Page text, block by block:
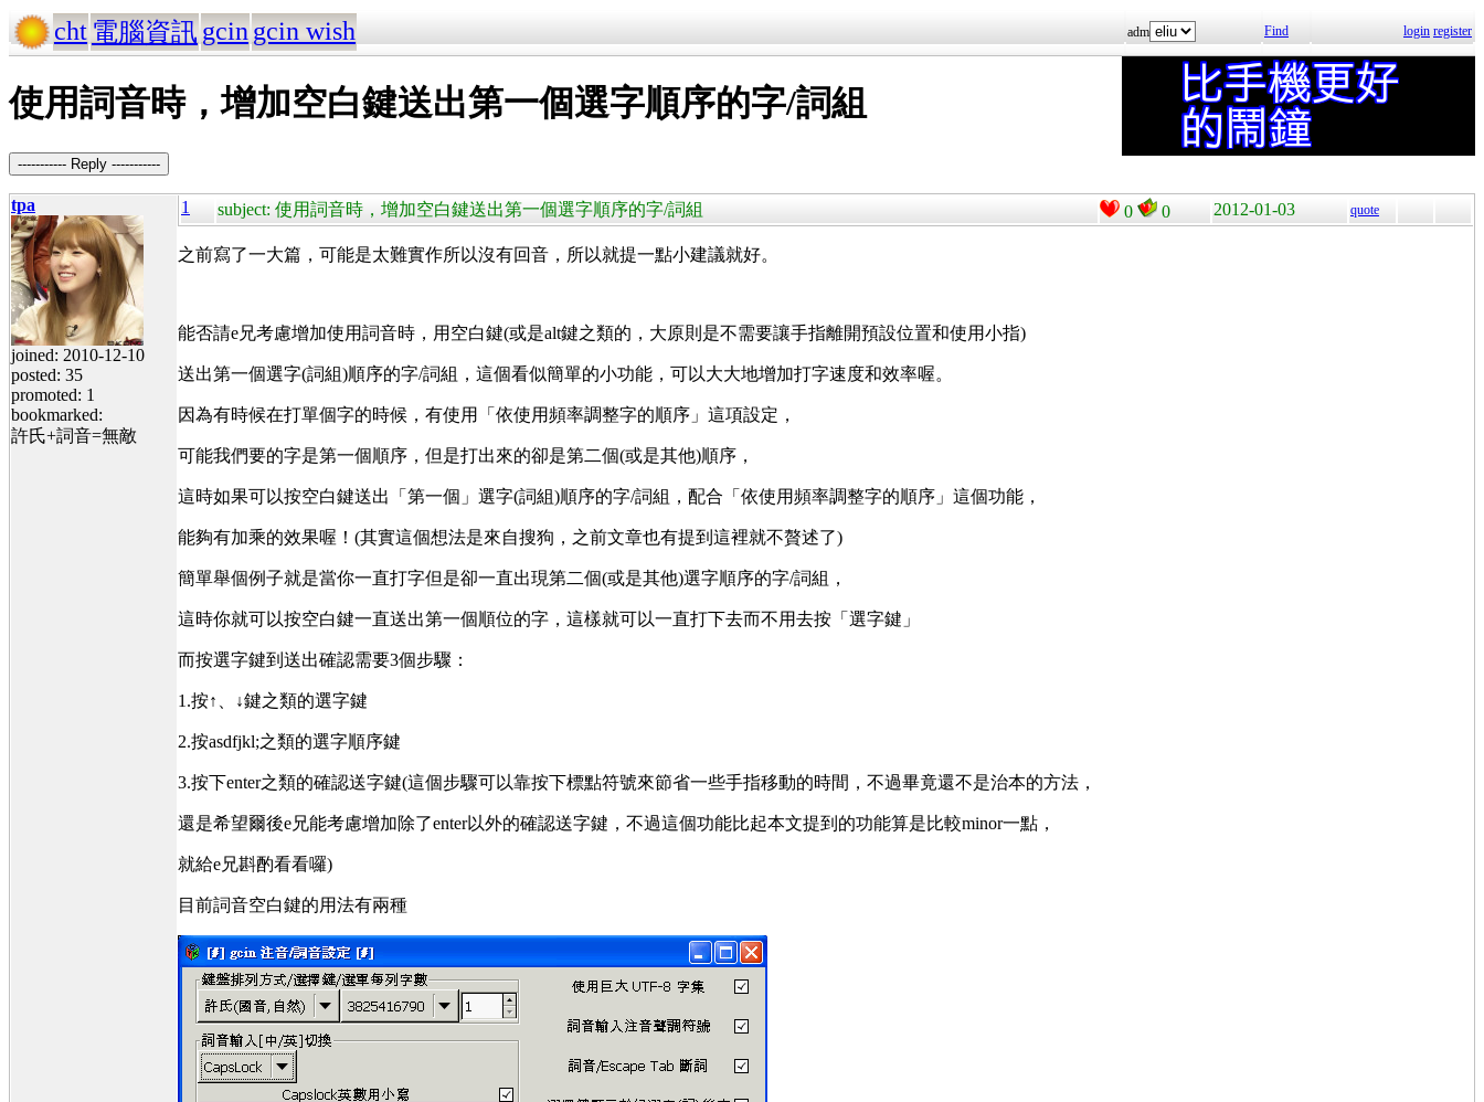
cht 電腦資訊 gcin gcin wish adm Find login register
使用詞音時，增加空白鍵送出第一個選字順序的字/詞組
----------- Reply -----------
tpa
joined: 2010-12-10
posted: 35
promoted: 1
bookmarked:
許氏+詞音=無敵
1 subject: 使用詞音時，增加空白鍵送出第一個選字順序的字/詞組 0 0 2012-01-03 quote
之前寫了一大篇，可能是太難實作所以沒有回音，所以就提一點小建議就好。
能否請e兄考慮增加使用詞音時，用空白鍵(或是alt鍵之類的，大原則是不需要讓手指離開預設位置和使用小指)
送出第一個選字(詞組)順序的字/詞組，這個看似簡單的小功能，可以大大地增加打字速度和效率喔。
因為有時候在打單個字的時候，有使用「依使用頻率調整字的順序」這項設定，
可能我們要的字是第一個順序，但是打出來的卻是第二個(或是其他)順序，
這時如果可以按空白鍵送出「第一個」選字(詞組)順序的字/詞組，配合「依使用頻率調整字的順序」這個功能，
能夠有加乘的效果喔！(其實這個想法是來自搜狗，之前文章也有提到這裡就不贅述了)
簡單舉個例子就是當你一直打字但是卻一直出現第二個(或是其他)選字順序的字/詞組，
這時你就可以按空白鍵一直送出第一個順位的字，這樣就可以一直打下去而不用去按「選字鍵」
而按選字鍵到送出確認需要3個步驟：
1.按↑、↓鍵之類的選字鍵
2.按asdfjkl;之類的選字順序鍵
3.按下enter之類的確認送字鍵(這個步驟可以靠按下標點符號來節省一些手指移動的時間，不過畢竟還不是治本的方法，
還是希望爾後e兄能考慮增加除了enter以外的確認送字鍵，不過這個功能比起本文提到的功能算是比較minor一點，
就給e兄斟酌看看囉)
目前詞音空白鍵的用法有兩種